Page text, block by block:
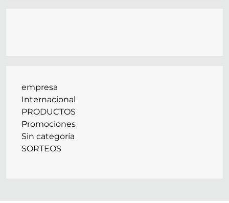
empresa
Internacional
PRODUCTOS
Promociones
Sin categoría
SORTEOS